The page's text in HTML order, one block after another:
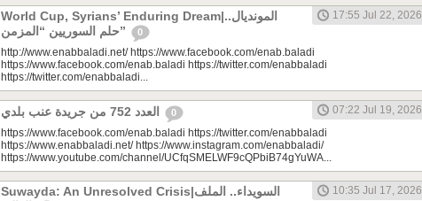
World Cup, Syrians’ Enduring Dream|المونديال..
حلم السوريين “المزمن”
0
17:55 Jul 22, 2026
http://www.enabbaladi.net/ https://www.facebook.com/enab.baladi
https://www.facebook.com/enab.baladi https://twitter.com/enabbaladi
https://twitter.com/enabbaladi...
0
07:22 Jul 19, 2026
https://www.facebook.com/enab.baladi https://twitter.com/enabbaladi
https://www.enabbaladi.net/ https://www.instagram.com/enabbaladi/
https://www.youtube.com/channel/UCfqSMELWF9cQPbiB74gYuWA...
Suwayda: An Unresolved Crisis|السويداء.. الملف
10:35 Jul 17, 2026